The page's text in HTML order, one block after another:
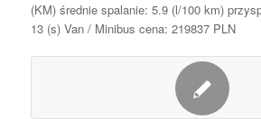
(KM) średnie spalanie: 5.9 (l/100 km)
13 (s) Van / Minibus cena: 219837 PLN